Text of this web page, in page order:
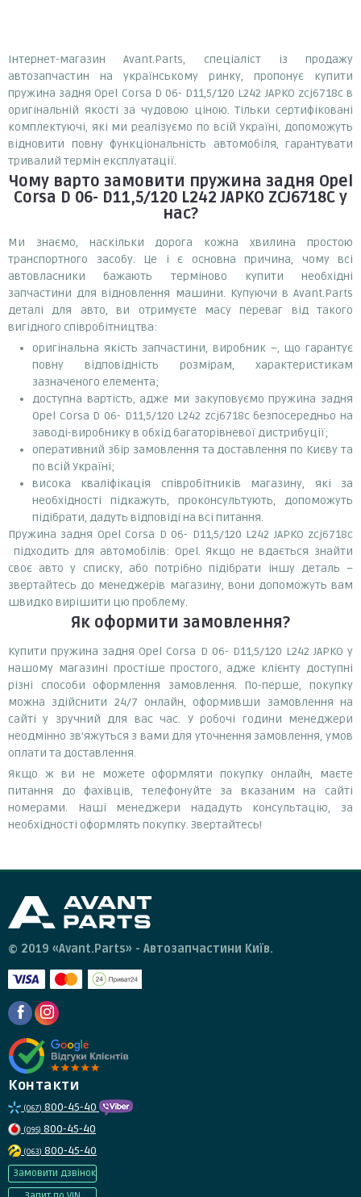
Інтернет-магазин Avant.Parts, спеціаліст із продажу
автозапчастин на українському ринку, пропонує купити
пружина задня Opel Corsa D 06- D11,5/120 L242 JAPKO zcj6718c в
оригінальній якості за чудовою ціною. Тільки сертифіковані
комплектуючі, які ми реалізуємо по всій Україні, допоможуть
відновити повну функціональність автомобіля, гарантувати
тривалий термін експлуатації.
Чому варто замовити пружина задня Opel
Corsa D 06- D11,5/120 L242 JAPKO ZCJ6718C у
нас?
Ми знаємо, наскільки дорога кожна хвилина простою
транспортного засобу. Це і є основна причина, чому всі
автовласники бажають терміново купити необхідні
запчастини для відновлення машини. Купуючи в Avant.Parts
деталі для авто, ви отримуєте масу переваг від такого
вигідного співробітництва:
оригінальна якість запчастини, виробник –, що гарантує
повну відповідність розмірам, характеристикам
зазначеного елемента;
доступна вартість, адже ми закуповуємо пружина задня
Opel Corsa D 06- D11,5/120 L242 zcj6718c безпосередньо на
заводі-виробнику в обхід багаторівневої дистрибуції;
оперативний збір замовлення та доставлення по Києву та
по всій Україні;
висока кваліфікація співробітників магазину, які за
необхідності підкажуть, проконсультують, допоможуть
підібрати, дадуть відповіді на всі питання.
Пружина задня Opel Corsa D 06- D11,5/120 L242 JAPKO zcj6718c
підходить для автомобілів: Opel. Якщо не вдається знайти
своє авто у списку, або потрібно підібрати іншу деталь –
звертайтесь до менеджерів магазину, вони допоможуть вам
швидко вирішити цю проблему.
Як оформити замовлення?
Купити пружина задня Opel Corsa D 06- D11,5/120 L242 JAPKO у
нашому магазині простіше простого, адже клієнту доступні
різні способи оформлення замовлення. По-перше, покупку
можна здійснити 24/7 онлайн, оформивши замовлення на
сайті у зручний для вас час. У робочі години менеджери
неодмінно зв'яжуться з вами для уточнення замовлення, умов
оплати та доставлення.
Якщо ж ви не можете оформляти покупку онлайн, маєте
питання до фахівців, телефонуйте за вказаним на сайті
номерами. Наші менеджери нададуть консультацію, за
необхідності оформлять покупку. Звертайтесь!
© 2019 «Avant.Parts» - Автозапчастини Київ.
Контакти
(067) 800-45-40
(095) 800-45-40
(063) 800-45-40
Замовити дзвінок